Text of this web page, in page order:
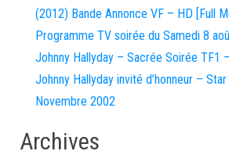
(2012) Bande Annonce VF – HD [Full
Programme TV soirée du Samedi 8
Johnny Hallyday – Sacrée Soirée TF1
Johnny Hallyday invité d’honneur –
Novembre 2002
Archives